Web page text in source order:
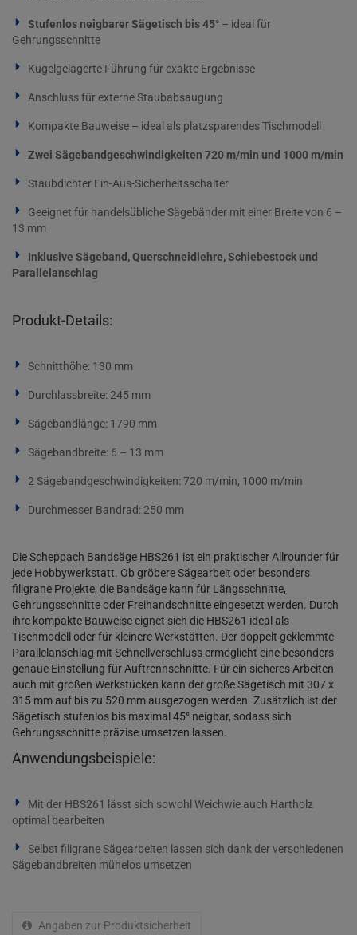
Stufenlos neigbarer Sägetisch bis 45° – ideal für
Gehrungsschnitte
Kugelgelagerte Führung für exakte Ergebnisse
Anschluss für externe Staubabsaugung
Kompakte Bauweise – ideal als platzsparendes Tischmodell
Zwei Sägebandgeschwindigkeiten 720 m/min und 1000 m/min
Staubdichter Ein-Aus-Sicherheitsschalter
Geeignet für handelsübliche Sägebänder mit einer Breite von 6 –
13 mm
Inklusive Sägeband, Querschneidlehre, Schiebestock und
Parallelanschlag
Produkt-Details:
Schnitthöhe: 130 mm
Durchlassbreite: 245 mm
Sägebandlänge: 1790 mm
Sägebandbreite: 6 – 13 mm
2 Sägebandgeschwindigkeiten: 720 m/min, 1000 m/min
Durchmesser Bandrad: 250 mm
Die Scheppach Bandsäge HBS261 ist ein praktischer Allrounder für
jede Hobbywerkstatt. Ob gröbere Sägearbeit oder besonders
filigrane Projekte, die Bandsäge kann für Längsschnitte,
Gehrungsschnitte oder Freihandschnitte eingesetzt werden. Durch
ihre kompakte Bauweise eignet sich die HBS261 ideal als
Tischmodell oder für kleinere Werkstätten. Der doppelt geklemmte
Parallelanschlag mit Schnellverschluss ermöglicht eine besonders
genaue Einstellung für Auftrennschnitte. Für ein sicheres Arbeiten
auch mit großen Werkstücken kann der große Sägetisch mit 307 x
315 mm auf bis zu 520 mm ausgezogen werden. Zusätzlich ist der
Sägetisch stufenlos bis maximal 45° neigbar, sodass sich
Gehrungsschnitte präzise umsetzen lassen.
Anwendungsbeispiele:
Mit der HBS261 lässt sich sowohl Weichwie auch Hartholz
optimal bearbeiten
Selbst filigrane Sägearbeiten lassen sich dank der verschiedenen
Sägebandbreiten mühelos umsetzen
Angaben zur Produktsicherheit